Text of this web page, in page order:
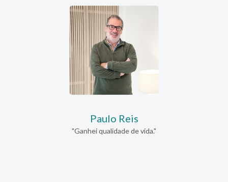
Paulo Reis
"Ganhei qualidade de vida."